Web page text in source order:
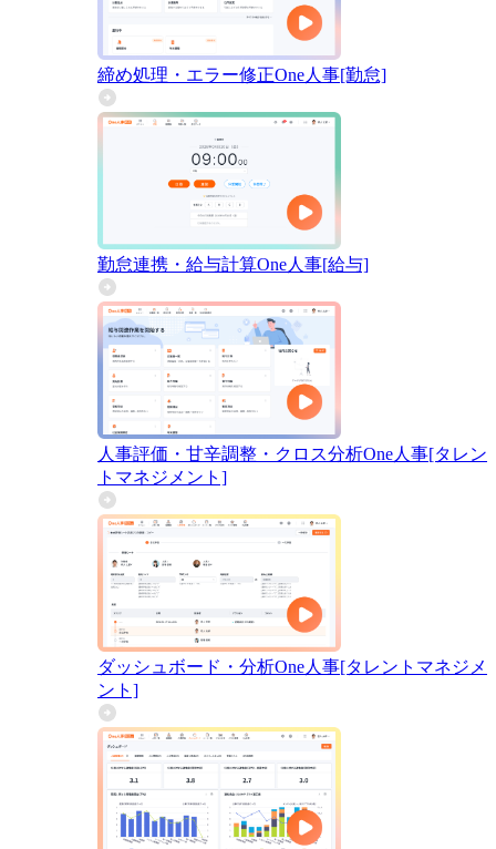
締め処理・エラー修正One人事[勤怠]
勤怠連携・給与計算One人事[給与]
人事評価・甘辛調整・クロス分析One人事[タレン
トマネジメント]
ダッシュボード・分析One人事[タレントマネジメ
ント]